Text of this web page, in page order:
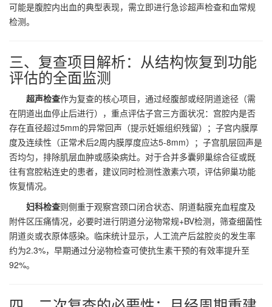
可能是腹腔内出血的典型表现，需立即进行急诊超声检查和血常规
检测。
三、复查项目解析：从结构恢复到功能
评估的全面监测
超声检查作为复查的核心项目，通过经腹部或经阴道途径（需
在阴道出血停止后进行），重点评估子宫三方面状况：宫腔内是否
存在直径超过5mm的异常回声（提示妊娠组织残留）；子宫内膜厚
度及连续性（正常术后2周内膜厚度应达5-8mm）；子宫肌层回声是
否均匀，排除肌层血肿或感染病灶。对于合并多囊卵巢综合征或既
往有宫腔粘连史的患者，建议同时检测性激素六项，评估卵巢功能
恢复情况。
妇科检查则侧重于观察宫颈口闭合状态、阴道黏膜充血程度及
附件区压痛情况，必要时进行阴道分泌物常规+BV检测，筛查细菌性
阴道炎或衣原体感染。临床统计显示，人工流产后盆腔炎的发生率
约为2.3%，早期通过分泌物检查可使抗生素干预的有效率提升至
92%。